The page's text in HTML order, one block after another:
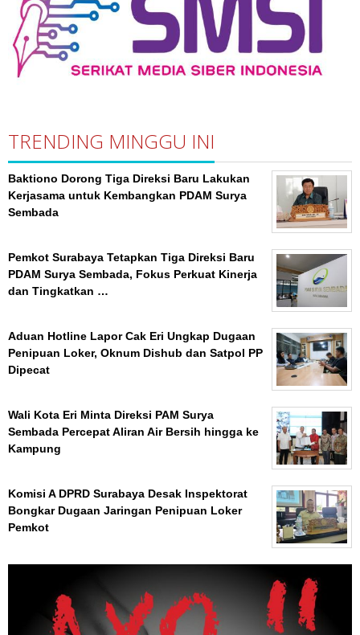
TRENDING MINGGU INI
Baktiono Dorong Tiga Direksi Baru Lakukan
Kerjasama untuk Kembangkan PDAM Surya
Sembada
Pemkot Surabaya Tetapkan Tiga Direksi Baru
PDAM Surya Sembada, Fokus Perkuat Kinerja
dan Tingkatkan …
Aduan Hotline Lapor Cak Eri Ungkap Dugaan
Penipuan Loker, Oknum Dishub dan Satpol PP
Dipecat
Wali Kota Eri Minta Direksi PAM Surya
Sembada Percepat Aliran Air Bersih hingga ke
Kampung
Komisi A DPRD Surabaya Desak Inspektorat
Bongkar Dugaan Jaringan Penipuan Loker
Pemkot